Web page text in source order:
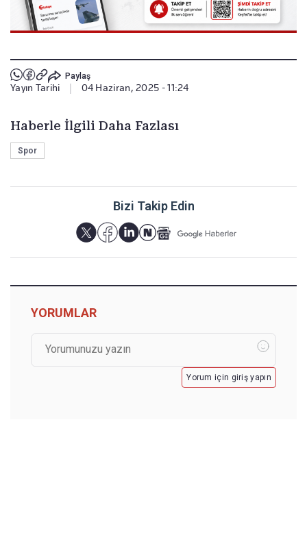
Paylaş
Yayın Tarihi 04 Haziran, 2025 - 11:24
Haberle İlgili Daha Fazlası
Spor
Bizi Takip Edin
YORUMLAR
Yorum için giriş yapın